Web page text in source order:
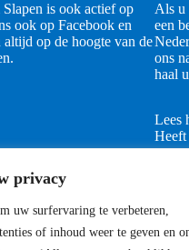
privacy
uw surfervaring te verbeteren,
of inhoud weer te geven en
is ook actief op
ook op Facebook en
op de hoogte van de
Als u
een
ons
haal
Lees
Heeft